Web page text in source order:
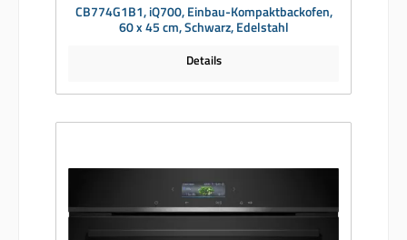
CB774G1B1, iQ700, Einbau-Kompaktbackofen,
60 x 45 cm, Schwarz, Edelstahl
Details